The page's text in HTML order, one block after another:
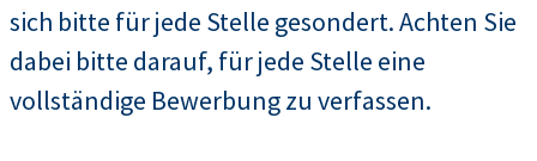
sich bitte für jede Stelle gesondert. Achten Sie
dabei bitte darauf, für jede Stelle eine
vollständige Bewerbung zu verfassen.